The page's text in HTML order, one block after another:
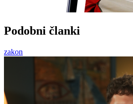
Podobni članki
zakon